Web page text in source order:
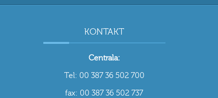
KONTAKT
Centrala:
Tel: 00 387 36 502 700
fax: 00 387 36 502 737